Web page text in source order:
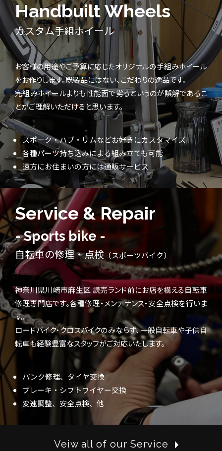
Handbuilt Wheels
カスタム手組ホイール
お客様の用途やご予算に応じたオリジナルの手組みホイール
をお作りします。既製品にはない、こだわりの逸品です。
完組みホイールよりも性能面で劣るというのが誤解であるこ
とがご理解いただけると思います。
スポーク・ハブ・リムなどお好きにカスタマイズ
各種パーツ持ち込みによる組み立ても可能
遠方にお住まいの方には通販サービス
Service & Repair
- Sports bike -
自転車の修理・点検 （スポーツバイク）
神奈川県川崎市麻生区 読売ランド前にお店を構える自転車
修理専門店です。各種修理・メンテナンス・安全点検を行いま
す。
ロードバイク・クロスバイクのみならず、一般自転車や子供自
転車も経験豊富なスタッフがご対応いたします。
パンク修理、タイヤ交換
ブレーキ・シフトワイヤー交換
変速調整、安全点検、他
Veiw all of our Service